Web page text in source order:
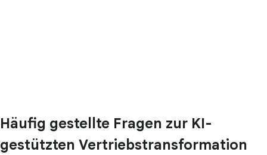
Häufig gestellte Fragen zur KI-
gestützten Vertriebstransformation